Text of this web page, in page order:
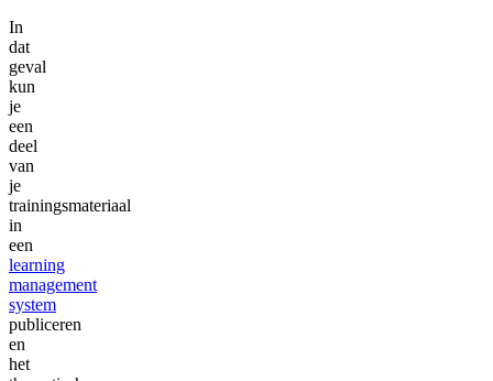
In
dat
geval
kun
je
een
deel
van
je
trainingsmateriaal
in
een
learning
management
system
publiceren
en
het